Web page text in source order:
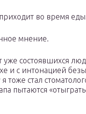
во время
мнение.
уже состоявшихся
и с интонацией
тоже стал
пытаются